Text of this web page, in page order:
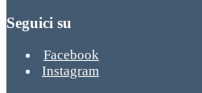
Seguici su
Facebook
Instagram